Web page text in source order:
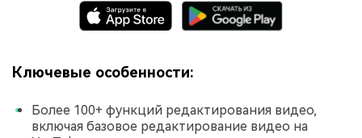
Ключевые особенности:
Более 100+ функций редактирования видео,
включая базовое редактирование видео на